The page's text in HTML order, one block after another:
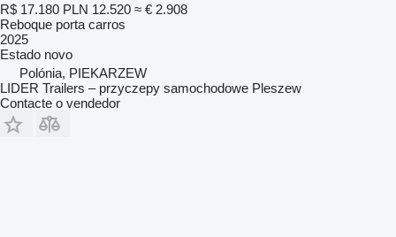
R$ 17.180 PLN 12.520 ≈ € 2.908
Reboque porta carros
2025
Estado novo
Polónia, PIEKARZEW
LIDER Trailers – przyczepy samochodowe Pleszew
Contacte o vendedor